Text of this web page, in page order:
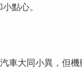
點心。
車大同小異，但